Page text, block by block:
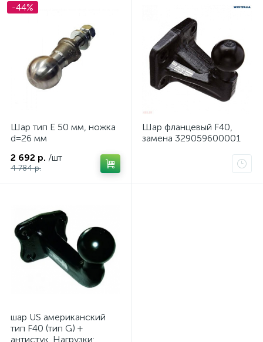
-44%
Шар тип E 50 мм, ножка
d=26 мм
2 692 р. /шт
4 784 р.
Шар фланцевый F40,
замена 329059600001
шар US американский
тип F40 (тип G) +
антистук. Нагрузки: